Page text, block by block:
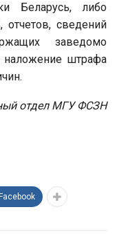
Беларусь, либо
отчетов, сведений
заведомо
наложение штрафа
отдел МГУ ФСЗН
Facebook